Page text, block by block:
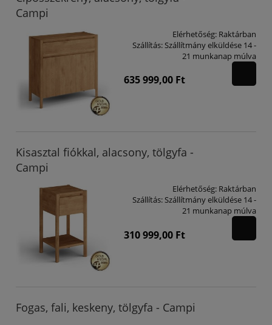
Campi
Elérhetőség: Raktárban
Szállítás:Szállítmány elküldése 14 -
21 munkanap múlva
635 999,00 Ft
Kisasztal fiókkal, alacsony, tölgyfa -
Campi
Elérhetőség: Raktárban
Szállítás:Szállítmány elküldése 14 -
21 munkanap múlva
310 999,00 Ft
Fogas, fali, keskeny, tölgyfa - Campi